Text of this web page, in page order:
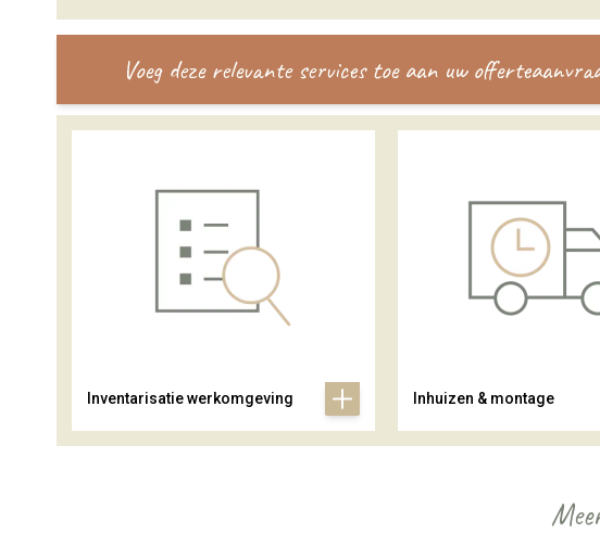
Voeg deze relevante services toe aan uw
Inventarisatie werkomgeving Inhuizen & montage